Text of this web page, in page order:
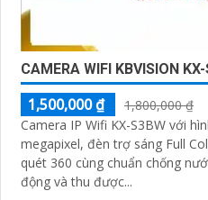
CAMERA WIFI KBVISION
1,500,000 ₫
1,800,000 ₫
Camera IP Wifi KX-S3BW với
megapixel, đèn trợ sáng Full
quét 360 cùng chuẩn chống
động và thu được...